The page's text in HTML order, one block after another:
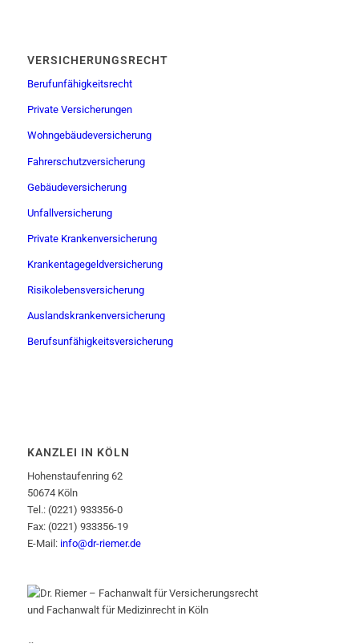
VERSICHERUNGSRECHT
Berufunfähigkeitsrecht
Private Versicherungen
Wohngebäudeversicherung
Fahrerschutzversicherung
Gebäudeversicherung
Unfallversicherung
Private Krankenversicherung
Krankentagegeldversicherung
Risikolebensversicherung
Auslandskrankenversicherung
Berufsunfähigkeitsversicherung
KANZLEI IN KÖLN
Hohenstaufenring 62
50674 Köln
Tel.: (0221) 933356-0
Fax: (0221) 933356-19
E-Mail: info@dr-riemer.de